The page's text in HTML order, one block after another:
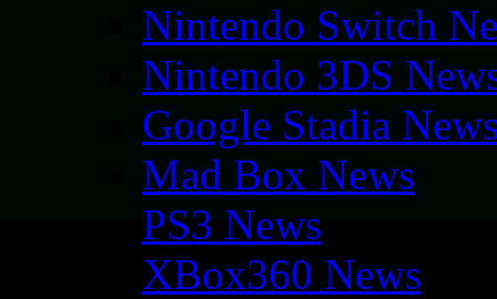
Nintendo Switch
Nintendo 3DS
Google Stadia
Mad Box News
PS3 News
XBox360 News